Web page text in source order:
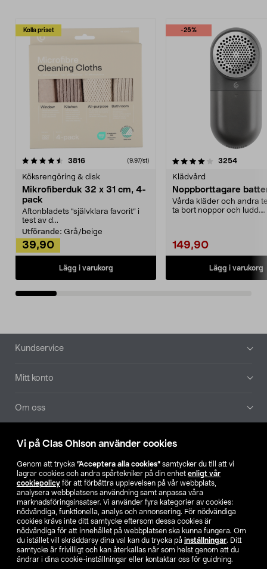
Vi på Clas Ohlson använder cookies
Genom att trycka ”Acceptera alla cookies” samtycker du till att vi
lagrar cookies och andra spårtekniker på din enhet enligt vår
cookiepolicy för att förbättra upplevelsen på vår webbplats,
analysera webbplatsens användning samt anpassa våra
marknadsföringsinsatser. Vi använder fyra kategorier av cookies:
nödvändiga, funktionella, analys och annonsering. För nödvändiga
cookies krävs inte ditt samtycke eftersom dessa cookies är
nödvändiga för att innehållet på webbplatsen ska kunna fungera. Om
du istället vill skräddarsy dina val kan du trycka på inställningar. Ditt
samtycke är frivilligt och kan återkallas när som helst genom att du
ändrar i dina cookie-inställningar eller kontaktar oss för guidning.
Kolla priset
3816recensioner (9,97/st)
Köksrengöring & disk
Mikrofiberduk 32 x 31 cm, 4-
pack
Aftonbladets "självklara favorit” i
test av d...
Utförande: Grå/beige
39,90
Lägg i varukorg
-25%
4.0av 5 stjärnor 3254
Klädvård
Noppborttagare
Vårda kläder och andra
ta bort noppor och ludd.
149,90
Lägg i varukorg
4.5av 5 stjärnor
Sidfot
Kundservice
Mitt konto
Om oss
Aktuellt
Våra bolag
Hitta butik
SE NO FI